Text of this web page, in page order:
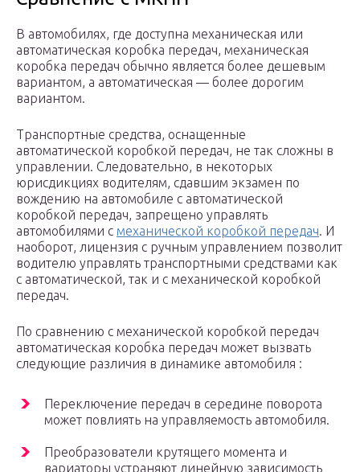
В автомобилях, где доступна механическая или
автоматическая коробка передач, механическая
коробка передач обычно является более дешевым
вариантом, а автоматическая — более дорогим
вариантом.
Транспортные средства, оснащенные
автоматической коробкой передач, не так сложны в
управлении. Следовательно, в некоторых
юрисдикциях водителям, сдавшим экзамен по
вождению на автомобиле с автоматической
коробкой передач, запрещено управлять
автомобилями с механической коробкой передач. И
наоборот, лицензия с ручным управлением позволит
водителю управлять транспортными средствами как
с автоматической, так и с механической коробкой
передач.
По сравнению с механической коробкой передач
автоматическая коробка передач может вызвать
следующие различия в динамике автомобиля :
Переключение передач в середине поворота
может повлиять на управляемость автомобиля.
Преобразователи крутящего момента и
вариаторы устраняют линейную зависимость